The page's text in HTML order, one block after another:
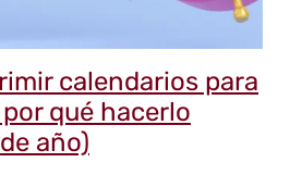
calendarios para
qué hacerlo
año)